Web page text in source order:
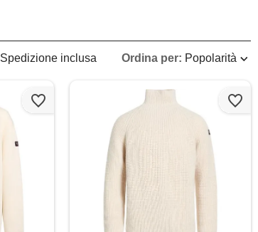
Ordina per: Popolarità
Spedizione inclusa